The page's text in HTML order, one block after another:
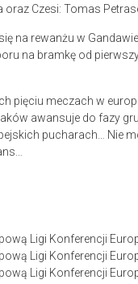
Czesi: Tomas
na rewanżu w
na bramkę od
pięciu meczach w
awansuje do fazy
pucharach… Nie